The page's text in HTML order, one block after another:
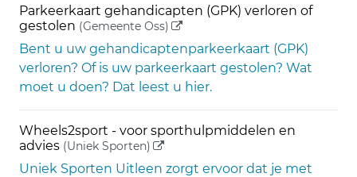
Parkeerkaart gehandicapten (GPK) verloren of
gestolen (Gemeente Oss) (externe link)
Bent u uw gehandicaptenparkeerkaart (GPK)
verloren? Of is uw parkeerkaart gestolen? Wat
moet u doen? Dat leest u hier.
Wheels2sport - voor sporthulpmiddelen en
advies (Uniek Sporten) (externe link)
Uniek Sporten Uitleen zorgt ervoor dat je met